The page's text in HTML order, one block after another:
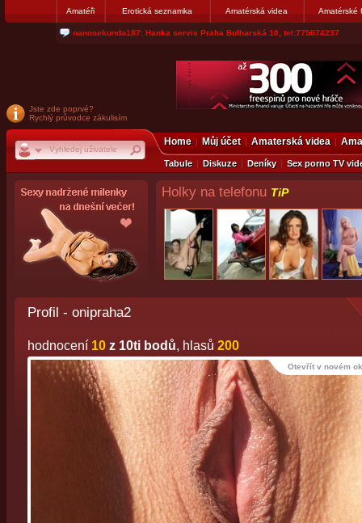
Amatéři Erotická seznamka Amatérská videa Amatérské
nanosekunda187: Hanka servis Praha Bulharská 10, tel:775674237
Jste zde poprvé?
Rychlý průvodce zákulisím
Home Můj účet Amaterská videa
Tabule Diskuze Deníky Sex porno TV
Holky na telefonu TiP
Profil - onipraha2
hodnocení 10z 10ti bodů, hlasů 200
Otevřít v novém